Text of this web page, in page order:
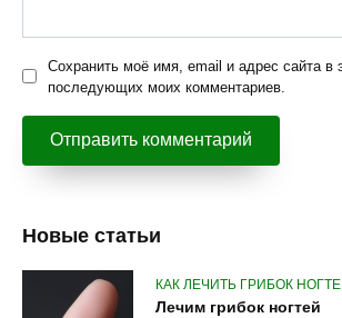
Сохранить моё имя, email и адрес сайта в
последующих моих комментариев.
Новые статьи
КАК ЛЕЧИТЬ ГРИБОК
Лечим грибок ногтей